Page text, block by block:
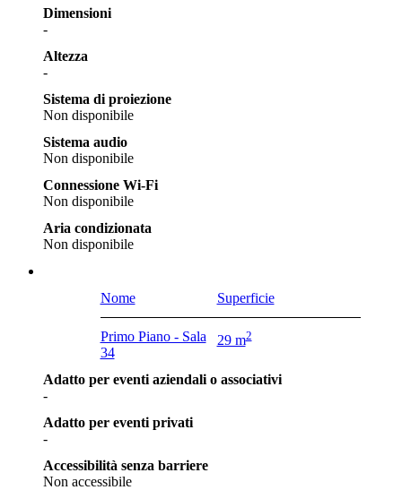
Dimensioni
-
Altezza
-
Sistema di proiezione
Non disponibile
Sistema audio
Non disponibile
Connessione Wi-Fi
Non disponibile
Aria condizionata
Non disponibile
Nome Superficie
Primo Piano - Sala
34
29 m2
Adatto per eventi aziendali o associativi
-
Adatto per eventi privati
-
Accessibilità senza barriere
Non accessibile